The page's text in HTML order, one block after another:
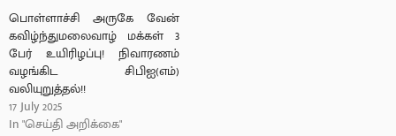
பொள்ளாச்சி அருகே வேன்
கவிழ்ந்துமலைவாழ் மக்கள் 3
பேர் உயிரிழப்பு! நிவாரணம்
வழங்கிட சிபிஐ(எம்)
வலியுறுத்தல்!!
17 July 2025
In "செய்தி அறிக்கை"